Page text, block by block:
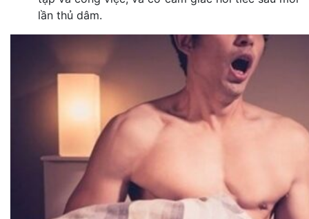
lần thủ dâm.